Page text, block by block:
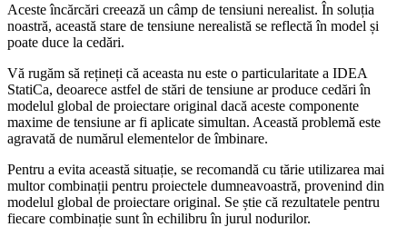
Aceste încărcări creează un câmp de tensiuni nerealist. În soluția
noastră, această stare de tensiune nerealistă se reflectă în model și
poate duce la cedări.
Vă rugăm să rețineți că aceasta nu este o particularitate a IDEA
StatiCa, deoarece astfel de stări de tensiune ar produce cedări în
modelul global de proiectare original dacă aceste componente
maxime de tensiune ar fi aplicate simultan. Această problemă este
agravată de numărul elementelor de îmbinare.
Pentru a evita această situație, se recomandă cu tărie utilizarea mai
multor combinații pentru proiectele dumneavoastră, provenind din
modelul global de proiectare original. Se știe că rezultatele pentru
fiecare combinație sunt în echilibru în jurul nodurilor.